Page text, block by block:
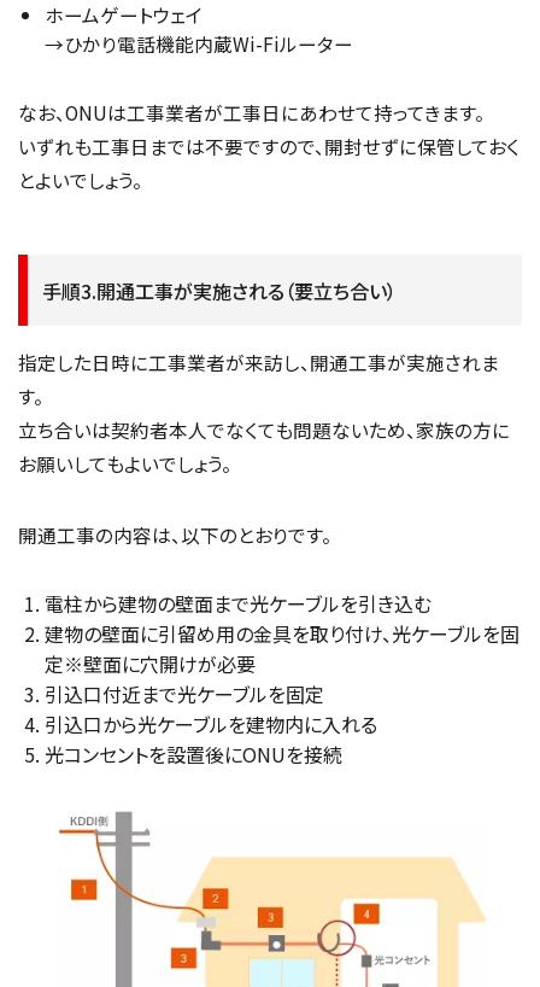
ホームゲートウェイ
→ひかり電話機能内蔵Wi-Fiルーター
なお、ONUは工事業者が工事日にあわせて持ってきます。
いずれも工事日までは不要ですので、開封せずに保管しておく
とよいでしょう。
手順3.開通工事が実施される（要立ち合い）
指定した日時に工事業者が来訪し、開通工事が実施されま
す。
立ち合いは契約者本人でなくても問題ないため、家族の方に
お願いしてもよいでしょう。
開通工事の内容は、以下のとおりです。
電柱から建物の壁面まで光ケーブルを引き込む
建物の壁面に引留め用の金具を取り付け、光ケーブルを固
定※壁面に穴開けが必要
引込口付近まで光ケーブルを固定
引込口から光ケーブルを建物内に入れる
光コンセントを設置後にONUを接続